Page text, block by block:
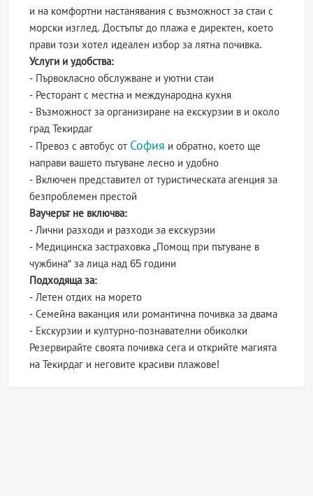
и на комфортни настанявания с възможност за стаи с
морски изглед. Достъпът до плажа е директен, което
прави този хотел идеален избор за лятна почивка.
Услуги и удобства:
- Първокласно обслужване и уютни стаи
- Ресторант с местна и международна кухня
- Възможност за организиране на екскурзии в и около
град Текирдаг
- Превоз с автобус от София и обратно, което ще
направи вашето пътуване лесно и удобно
- Включен представител от туристическата агенция за
безпроблемен престой
Ваучерът не включва:
- Лични разходи и разходи за екскурзии
- Медицинска застраховка „Помощ при пътуване в
чужбина“ за лица над 65 години
Подходяща за:
- Летен отдих на морето
- Семейна ваканция или романтична почивка за двама
- Екскурзии и културно-познавателни обиколки
Резервирайте своята почивка сега и открийте магията
на Текирдаг и неговите красиви плажове!